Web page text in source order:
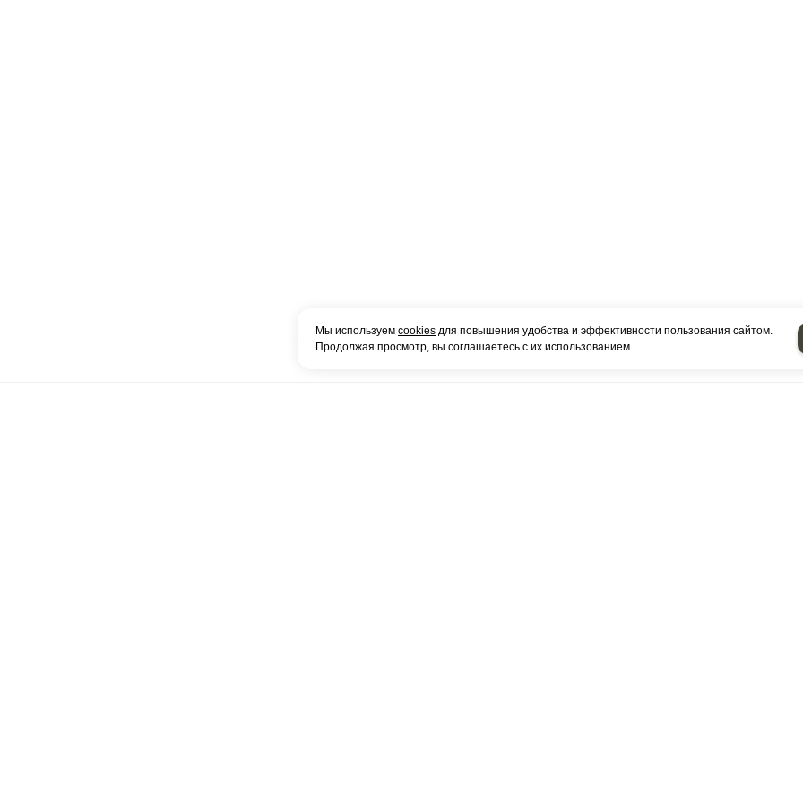
Мы используем cookies для повышения удобства и эффективности пользования сайтом.
Продолжая просмотр, вы соглашаетесь с их использованием.